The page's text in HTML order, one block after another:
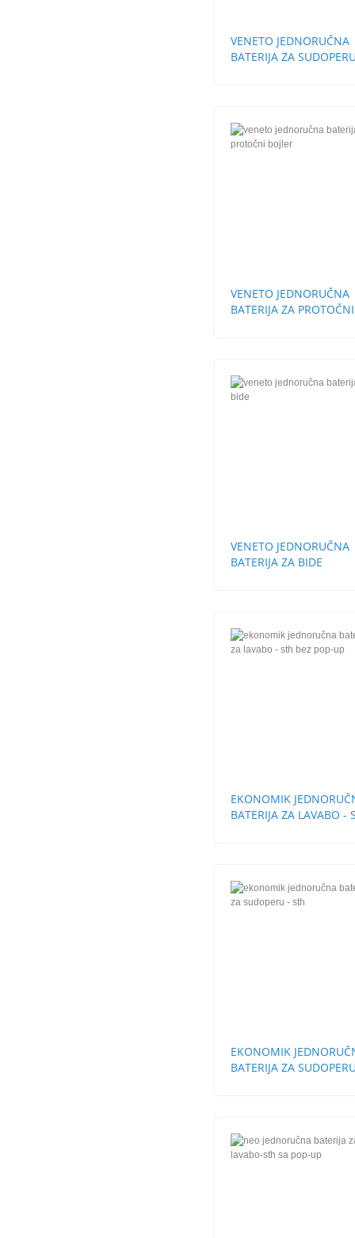
VENETO JEDNORUČNA
BATERIJA ZA
VENETO JEDNORUČNA
BATERIJA ZA PROTOČNI
VENETO JEDNORUČNA
BATERIJA ZA BIDE
EKONOMIK
BATERIJA ZA LAVABO -
EKONOMIK
BATERIJA ZA